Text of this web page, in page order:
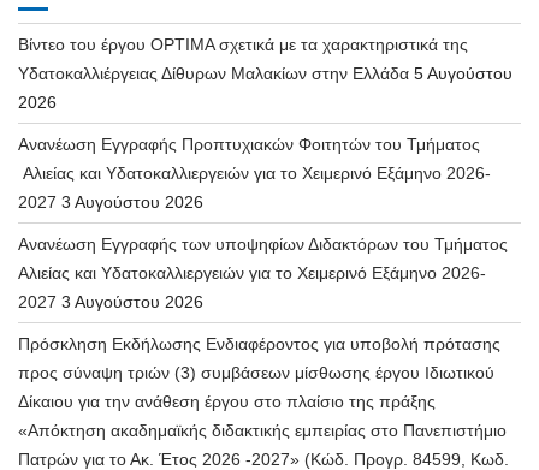
Βίντεο του έργου OPTIMA σχετικά με τα χαρακτηριστικά της
Υδατοκαλλιέργειας Δίθυρων Μαλακίων στην Ελλάδα 5 Αυγούστου
2026
Ανανέωση Εγγραφής Προπτυχιακών Φοιτητών του Τμήματος
Αλιείας και Υδατοκαλλιεργειών για το Χειμερινό Εξάμηνο 2026-
2027 3 Αυγούστου 2026
Ανανέωση Εγγραφής των υποψηφίων Διδακτόρων του Τμήματος
Αλιείας και Υδατοκαλλιεργειών για το Χειμερινό Εξάμηνο 2026-
2027 3 Αυγούστου 2026
Πρόσκληση Εκδήλωσης Ενδιαφέροντος για υποβολή πρότασης
προς σύναψη τριών (3) συμβάσεων μίσθωσης έργου Ιδιωτικού
Δίκαιου για την ανάθεση έργου στο πλαίσιο της πράξης
«Απόκτηση ακαδημαϊκής διδακτικής εμπειρίας στο Πανεπιστήμιο
Πατρών για το Ακ. Έτος 2026 -2027» (Κώδ. Προγρ. 84599, Κωδ.